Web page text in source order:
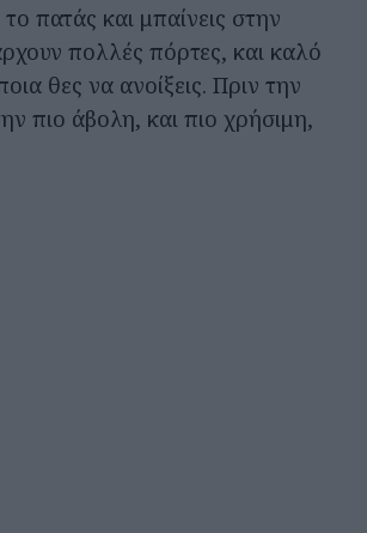
πατάς και μπαίνεις στην
πολλές πόρτες, και καλό
θες να ανοίξεις. Πριν την
πιο άβολη, και πιο χρήσιμη,